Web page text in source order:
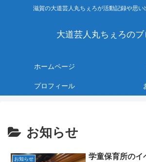
滋賀の大道芸人丸ちぇろが活動記録や思い
大道芸人丸ちぇろの
ホームページ
プロフィール
お知らせ
お知らせ 学童保育所のイ